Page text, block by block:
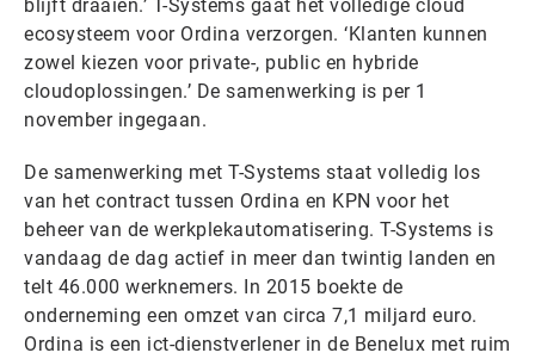
blijft draaien.’ T-Systems gaat het volledige cloud
ecosysteem voor Ordina verzorgen. ‘Klanten kunnen
zowel kiezen voor private-, public en hybride
cloudoplossingen.’ De samenwerking is per 1
november ingegaan.
De samenwerking met T-Systems staat volledig los
van het contract tussen Ordina en KPN voor het
beheer van de werkplekautomatisering. T-Systems is
vandaag de dag actief in meer dan twintig landen en
telt 46.000 werknemers. In 2015 boekte de
onderneming een omzet van circa 7,1 miljard euro.
Ordina is een ict-dienstverlener in de Benelux met ruim